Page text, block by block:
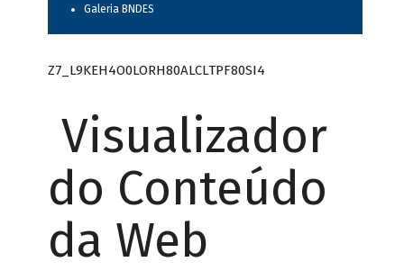
Galeria BNDES
Z7_L9KEH4O0LORH80ALCLTPF80SI4
Visualizador
do Conteúdo
da Web